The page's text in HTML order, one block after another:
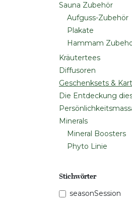
Sauna Zubehör
Aufguss-Zubehör
Plakate
Hammam
Kräutertees
Diffusoren
Geschenksets &
Die Entdeckung
Minerals
Mineral Boosters
Phyto Linie
Stichwörter
seasonSession